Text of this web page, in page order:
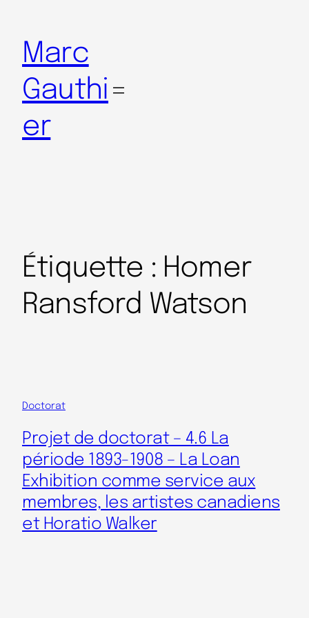
Marc
Gauthi
er
Étiquette : Homer
Ransford Watson
Doctorat
Projet de doctorat – 4.6 La
période 1893-1908 – La Loan
Exhibition comme service aux
membres, les artistes canadiens
et Horatio Walker